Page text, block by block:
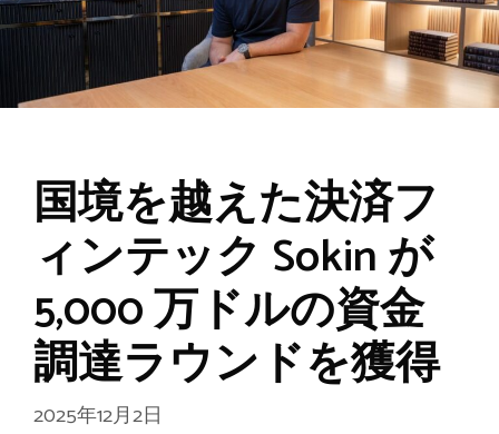
国境を越えた決済フ
ィンテック Sokin が
5,000 万ドルの資金
調達ラウンドを獲得
2025年12月2日